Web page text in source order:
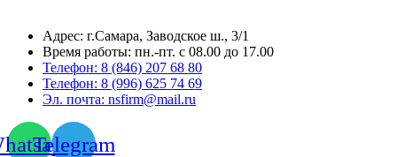
Адрес: г.Самара, Заводское ш., 3/1
Время работы: пн.-пт. с 08.00 до 17.00
Телефон: 8 (846) 207 68 80
Телефон: 8 (996) 625 74 69
Эл. почта: nsfirm@mail.ru
Telegram